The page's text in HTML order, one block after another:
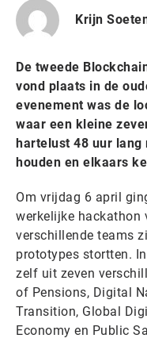
Krijn
De tweede
vond plaats in de
evenement was de
waar een kleine
hartelust 48 uur lang
houden en elkaars
Om vrijdag 6 april
werkelijke hackathon
verschillende teams
prototypes stortten.
zelf uit zeven
of Pensions, Digital
Transition, Global
Economy en Public